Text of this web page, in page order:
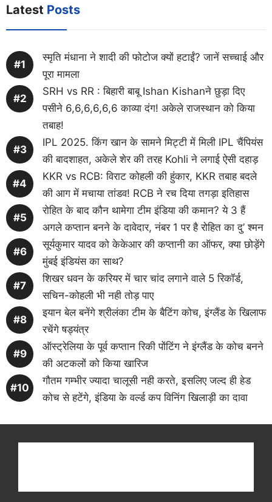
Latest Posts
स्मृति मंधाना ने शादी की फोटोज क्यों हटाईं? जानें सच्चाई और
पूरा मामला
SRH vs RR : बिहारी बाबू Ishan Kishanने छुड़ा दिए
पसीने 6,6,6,6,6,6 काव्या दंग! अकेले राजस्थान को किया
तबाह!
IPL 2025. किंग खान के सामने मिट्टी में मिली IPL चैंपियंस
की बादशाहत, अकेले शेर की तरह Kohli ने लगाई ऐसी दहाड़
KKR vs RCB: विराट कोहली की हुंकार, KKR तबाह बदले
की आग में मचाया तांडव! RCB ने रच दिया तगड़ा इतिहास
रोहित के बाद कौन थामेगा टीम इंडिया की कमान? ये 3 हैं
अगले कप्तान बनने के दावेदार, नंबर 1 पर है रोहित का दु’ श्मन
सूर्यकुमार यादव को केकेआर की कप्तानी का ऑफर, क्या छोड़ेंगे
मुंबई इंडियंस का साथ?
शिखर धवन के करियर में चार चांद लगाने वाले 5 रिकॉर्ड,
सचिन-कोहली भी नही तोड़ पाए
इयान बेल बनेंगे श्रीलंका टीम के बैटिंग कोच, इंग्लैंड के खिलाफ
रचेंगे षड्यंत्र
ऑस्ट्रेलिया के पूर्व कप्तान रिकी पोंटिंग ने इंग्लैंड के कोच बनने
की अटकलों को किया खारिज
गौतम गम्भीर ज्यादा चालूसी नही करते, इसलिए जल्द ही हेड
कोच से हटेंगे, इंडिया के वर्ल्ड कप विनिंग खिलाड़ी का दावा